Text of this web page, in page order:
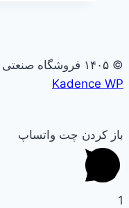
© ۱۴۰۵ فروشگاه صنعتی نیرکو - قالب وردپرس توسط
Kadence WP
باز کردن چت واتساپ
1